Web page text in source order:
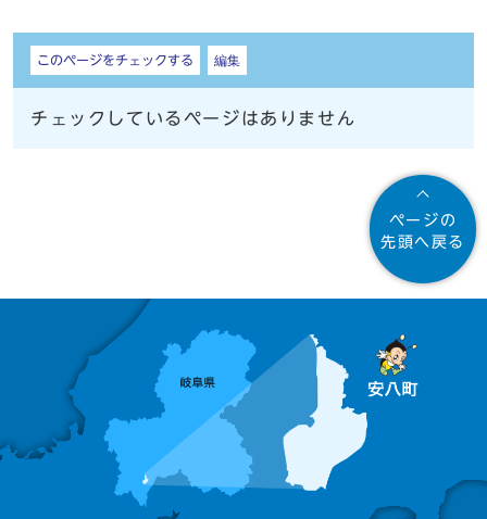
しおり
このページをチェックする 編集
チェックしているページはありません
ページの
先頭へ戻る